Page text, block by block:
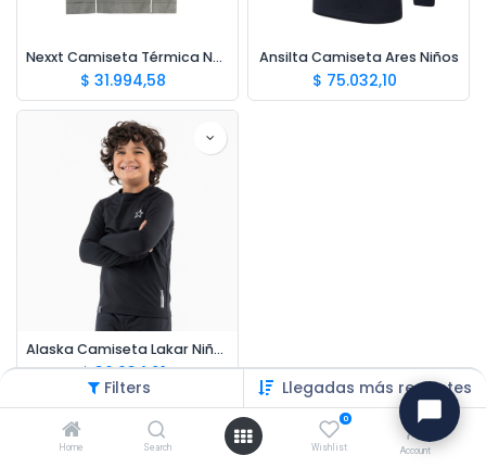
Filters Llegadas más recientes
Home Search
0
Wishlist Account
Nexxt Camiseta Térmica Nova Niños
$ 31.994,58
Ansilta Camiseta Ares Niños
$ 75.032,10
Alaska Camiseta Lakar Niños
$36.034,21